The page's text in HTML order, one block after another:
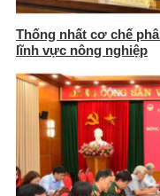
Thống nhất cơ chế
lĩnh vực nông nghiệp